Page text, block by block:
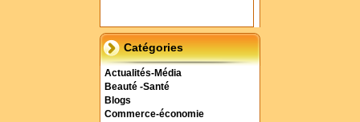
Catégories
Actualités-Média
Beauté -Santé
Blogs
Commerce-économie